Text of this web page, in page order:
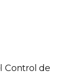
Control de